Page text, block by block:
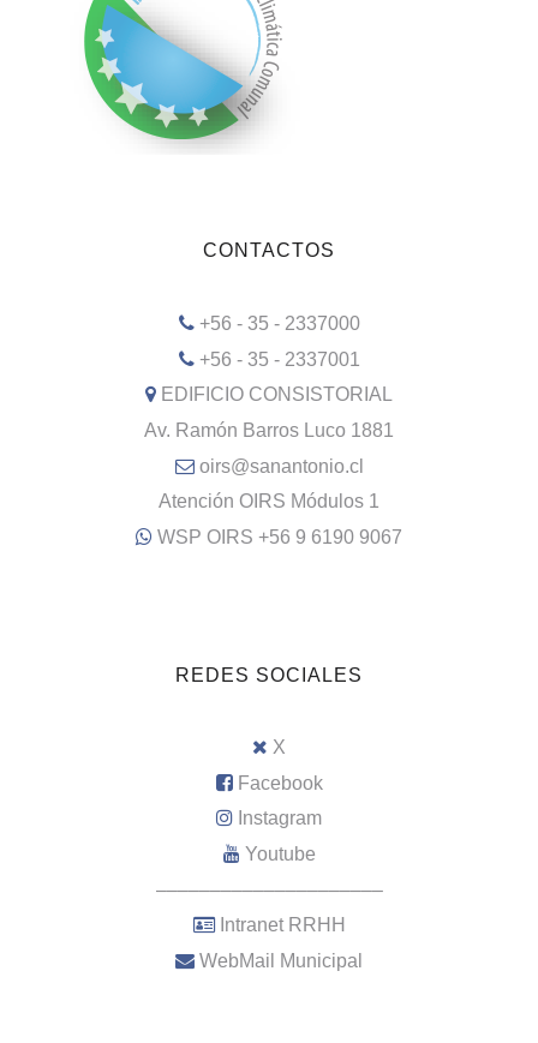
CONTACTOS
+56 - 35 - 2337000
+56 - 35 - 2337001
EDIFICIO CONSISTORIAL
Av. Ramón Barros Luco 1881
oirs@sanantonio.cl
Atención OIRS Módulos 1
WSP OIRS +56 9 6190 9067
REDES SOCIALES
X
Facebook
Instagram
Youtube
–––––––––––––––––––––
Intranet RRHH
WebMail Municipal